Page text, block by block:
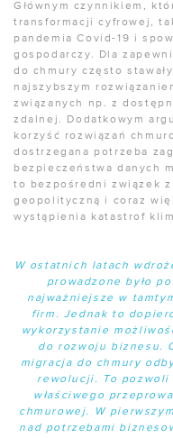
Głównym czynnikiem,
transformacji cyfrowej,
pandemia Covid-19 i
gospodarczy. Dla
do chmury często
najszybszym
związanych np. z
zdalnej. Dodatkowym
korzyść rozwiązań
dostrzegana potrzeba
bezpieczeństwa danych
to bezpośredni związek
geopolityczną i coraz
wystąpienia katastrof
W ostatnich latach
prowadzone było
najważniejsze w
firm. Jednak to
wykorzystanie
do rozwoju biznesu.
migracja do chmury
rewolucji. To pozwoli
właściwego
chmurowej. W
nad potrzebami